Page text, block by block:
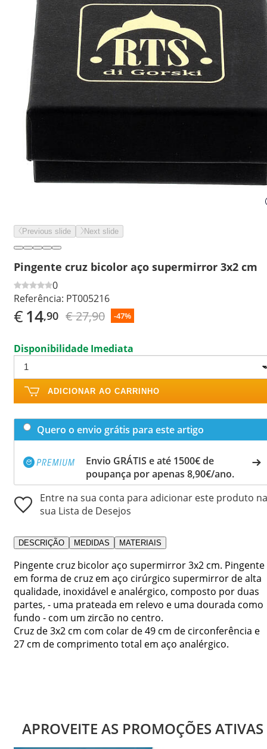
Previous slide Next slide
Pingente cruz bicolor aço supermirror 3x2 cm
0
Referência: PT005216
€14,90 € 27,90 -47%
Disponibilidade Imediata
ADICIONAR AO CARRINHO
Quero o envio grátis para este artigo
Envio GRÁTIS e até 1500€ de
poupança por apenas 8,90€/ano.
Entre na sua conta para adicionar este produto na
sua Lista de Desejos
DESCRIÇÃO MEDIDAS MATERIAIS
Pingente cruz bicolor aço supermirror 3x2 cm. Pingente
em forma de cruz em aço cirúrgico supermirror de alta
qualidade, inoxidável e analérgico, composto por duas
partes, - uma prateada em relevo e uma dourada como
fundo - com um zircão no centro.
Cruz de 3x2 cm com colar de 49 cm de circonferência e
27 cm de comprimento total em aço analérgico.
APROVEITE AS PROMOÇÕES ATIVAS